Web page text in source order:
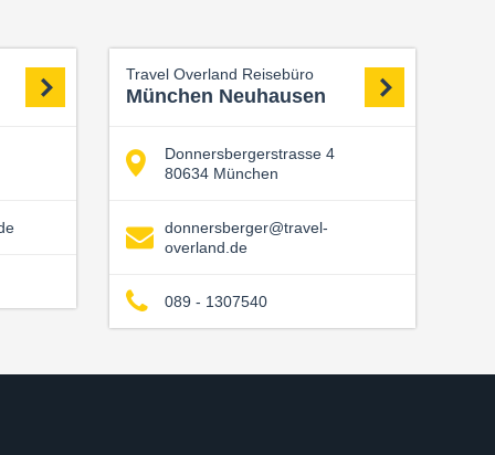
Travel Overland Reisebüro
München Neuhausen
Donnersbergerstrasse 4
80634 München
donnersberger@travel-
overland.de
089 - 1307540